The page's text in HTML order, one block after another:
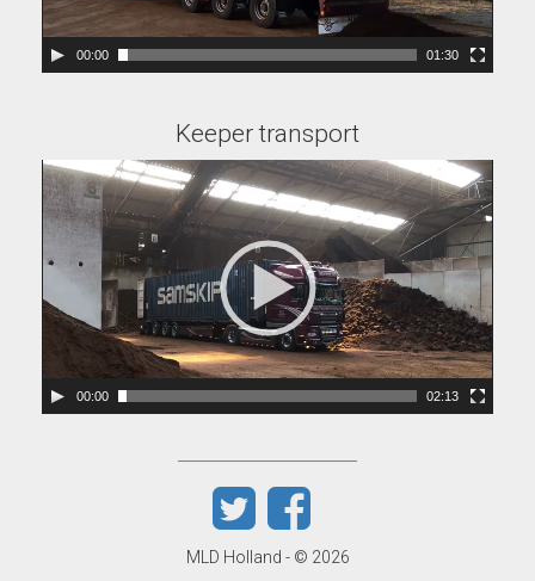
00:00 01:30
Keeper transport
Videospeler
00:00 02:13
MLD Holland - © 2026